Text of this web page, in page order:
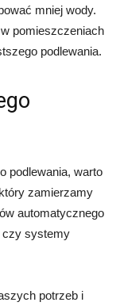
mniej wody.
pomieszczeniach
podlewania.
podlewania, warto
zamierzamy
automatycznego
czy systemy
potrzeb i